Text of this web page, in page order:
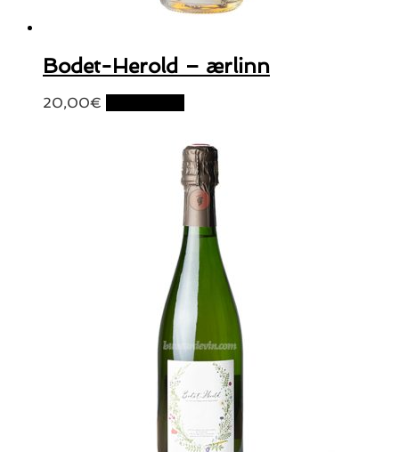
Bodet-Herold – ærlinn
20,00€